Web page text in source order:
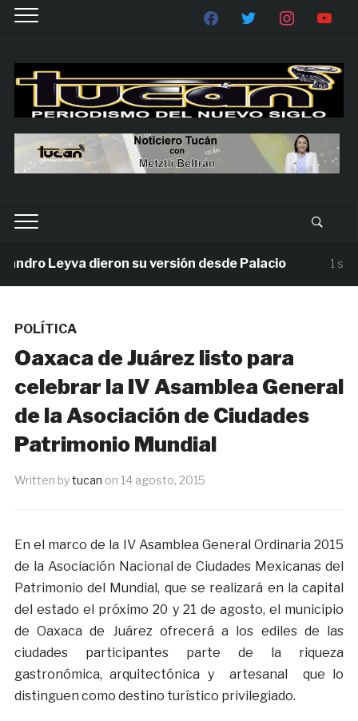
Leyva dieron su versión desde Palacio 1
POLÍTICA
Oaxaca de Juárez listo para
celebrar la IV Asamblea General
de la Asociación de Ciudades
Patrimonio Mundial
Written bytucan on 14 agosto, 2015
En el marco de la IV Asamblea General Ordinaria 2015
de la Asociación Nacional de Ciudades Mexicanas del
Patrimonio del Mundial, que se realizará en la capital
del estado el próximo 20 y 21 de agosto, el municipio
de Oaxaca de Juárez ofrecerá a los ediles de las
ciudades participantes parte de la riqueza
gastronómica, arquitectónica y artesanal que lo
distinguen como destino turístico privilegiado.